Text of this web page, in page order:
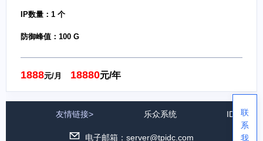
IP数量：1 个
防御峰值：100 G
1888元/月 18880元/年
友情链接> 乐众系统 IDC公司
电子邮箱：server@tpidc.com
联
系
我